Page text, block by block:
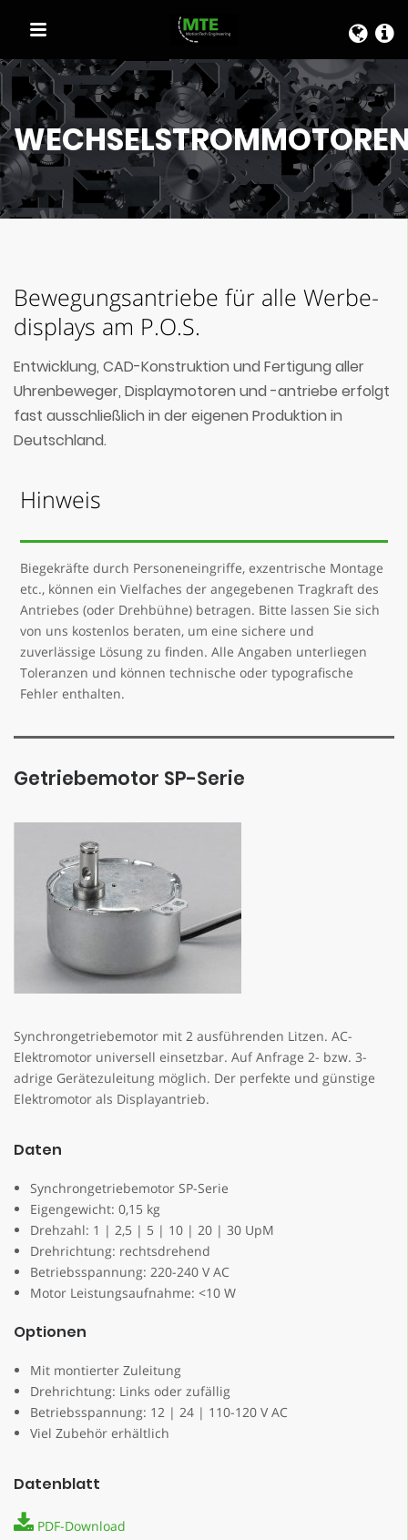
SCHNELLAUSWAHL
Bewegungs­antriebe für alle Werbe­
displays am P.O.S.
Entwicklung, CAD-Konstruktion und Fertigung aller
Uhrenbeweger, Displaymotoren und -antriebe erfolgt
fast ausschließlich in der eigenen Produktion in
Deutschland.
Hinweis
Biegekräfte durch Personeneingriffe, exzentrische Montage
etc., können ein Vielfaches der angegebenen Tragkraft des
Antriebes (oder Drehbühne) betragen. Bitte lassen Sie sich
von uns kostenlos beraten, um eine sichere und
zuverlässige Lösung zu finden. Alle Angaben unterliegen
Toleranzen und können technische oder typografische
Fehler enthalten.
Getriebemotor SP-Serie
Synchrongetriebemotor mit 2 ausführenden Litzen. AC-
Elektromotor universell einsetzbar. Auf Anfrage 2- bzw. 3-
adrige Gerätezuleitung möglich. Der perfekte und günstige
Elektromotor als Displayantrieb.
Daten
Synchrongetriebemotor SP-Serie
Eigengewicht: 0,15 kg
Drehzahl: 1 | 2,5 | 5 | 10 | 20 | 30 UpM
Drehrichtung: rechtsdrehend
Betriebsspannung: 220-240 V AC
Motor Leistungsaufnahme: <10 W
Optionen
Mit montierter Zuleitung
Drehrichtung: Links oder zufällig
Betriebsspannung: 12 | 24 | 110-120 V AC
Viel Zubehör erhältlich
Datenblatt
PDF-Download